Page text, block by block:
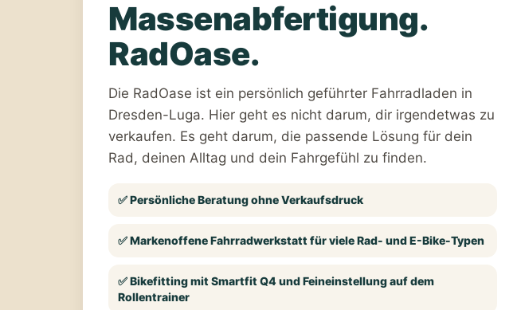
Massenabfertigung.
RadOase.
Die RadOase ist ein persönlich geführter Fahrradladen in
Dresden-Luga. Hier geht es nicht darum, dir irgendetwas zu
verkaufen. Es geht darum, die passende Lösung für dein
Rad, deinen Alltag und dein Fahrgefühl zu finden.
✅ Persönliche Beratung ohne Verkaufsdruck
✅ Markenoffene Fahrradwerkstatt für viele Rad- und E-Bike-Typen
✅ Bikefitting mit Smartfit Q4 und Feineinstellung auf dem
Rollentrainer